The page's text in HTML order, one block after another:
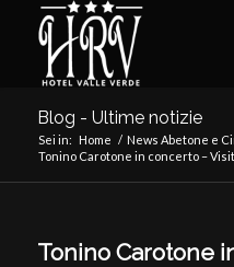
Blog - Ultime notizie
Sei in: Home / News Abetone e
Tonino Carotone in concerto –
Tonino Carotone